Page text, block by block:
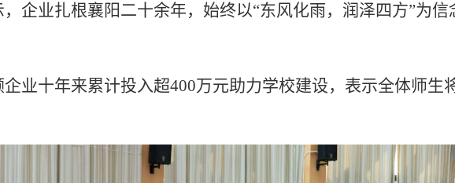
企业扎根襄阳二十余年，始终以“东风化雨，润泽四方”为
业十年来累计投入超400万元助力学校建设，表示全体师生